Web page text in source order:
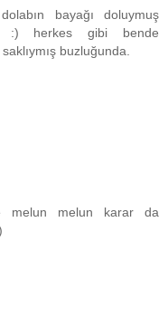
bayağı doluymuş
:) herkes gibi bende
buzluğunda.
melun melun karar da